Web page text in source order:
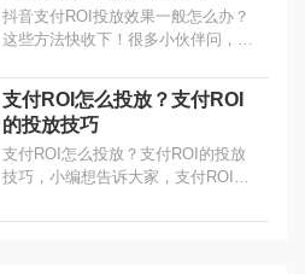
抖音支付ROI投放效果一般怎么办？
这些方法快收下！很多小伙伴问，支
与两要，大家一定要记好！...
支付ROI怎么投放？支付ROI
的投放技巧
支付ROI怎么投放？支付ROI的投放
技巧，小编想告诉大家，支付ROI好
ROI目标这里填上数值，想要跑量